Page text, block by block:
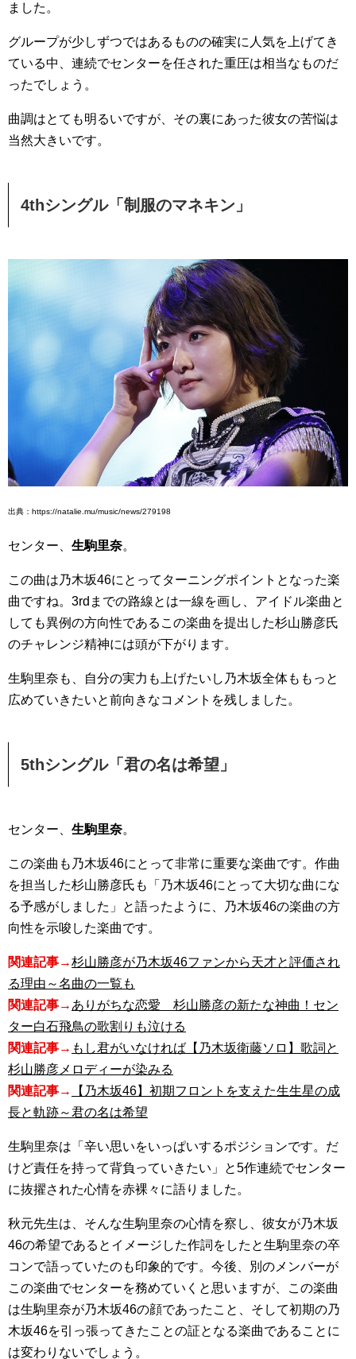
ました。
グループが少しずつではあるものの確実に人気を上げてき
ている中、連続でセンターを任された重圧は相当なものだ
ったでしょう。
曲調はとても明るいですが、その裏にあった彼女の苦悩は
当然大きいです。
4thシングル「制服のマネキン」
出典：https://natalie.mu/music/news/279198
センター、 生駒里奈。
この曲は乃木坂46にとってターニングポイントとなった楽
曲ですね。3rdまでの路線とは一線を画し、アイドル楽曲と
しても異例の方向性であるこの楽曲を提出した杉山勝彦氏
のチャレンジ精神には頭が下がります。
生駒里奈も、自分の実力も上げたいし乃木坂全体ももっと
広めていきたいと前向きなコメントを残しました。
5thシングル「君の名は希望」
センター、 生駒里奈。
この楽曲も乃木坂46にとって非常に重要な楽曲です。作曲
を担当した杉山勝彦氏も「乃木坂46にとって大切な曲にな
る予感がしました」と語ったように、乃木坂46の楽曲の方
向性を示唆した楽曲です。
関連記事→杉山勝彦が乃木坂46ファンから天才と評価され
る理由～名曲の一覧も
関連記事→ ありがちな恋愛 杉山勝彦の新たな神曲！セン
ター白石飛鳥の歌割りも泣ける
関連記事→ もし君がいなければ【乃木坂衛藤ソロ】歌詞と
杉山勝彦メロディーが染みる
関連記事→
【乃木坂46】初期フロントを支えた生生星の成
長と軌跡～君の名は希望
生駒里奈は「辛い思いをいっぱいするポジションです。だ
けど責任を持って背負っていきたい」と5作連続でセンター
に抜擢された心情を赤裸々に語りました。
秋元先生は、そんな生駒里奈の心情を察し、彼女が乃木坂
46の希望であるとイメージした作詞をしたと生駒里奈の卒
コンで語っていたのも印象的です。今後、別のメンバーが
この楽曲でセンターを務めていくと思いますが、この楽曲
は生駒里奈が乃木坂46の顔であったこと、そして初期の乃
木坂46を引っ張ってきたことの証となる楽曲であることに
は変わりないでしょう。